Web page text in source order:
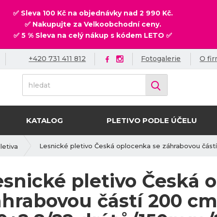
✅ Sleva 100 Kč na objednávky nad 2 990 Kč.
✅ Nakupujte za Velkoobchodní ceny.
✅ 5 % Sleva na celý nákup s kódem LETO ✅
+420 731 411 812 Fotogalerie O
KATALOG PLETIVO PODLE ÚČELU
Lesnické pletivo Česká oplocenka se záhrabovou
pletivo Česká
částí 200